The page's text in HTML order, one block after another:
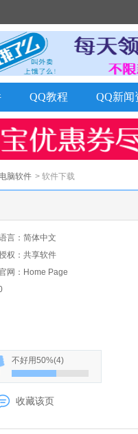
QQ教程 QQ新闻
电脑软件 > 软件下载
言：简体中文
权：共享软件
网：Home Page
不好用50%(4)
收藏该页